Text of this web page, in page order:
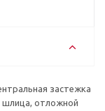
застежка
шлица, отложной